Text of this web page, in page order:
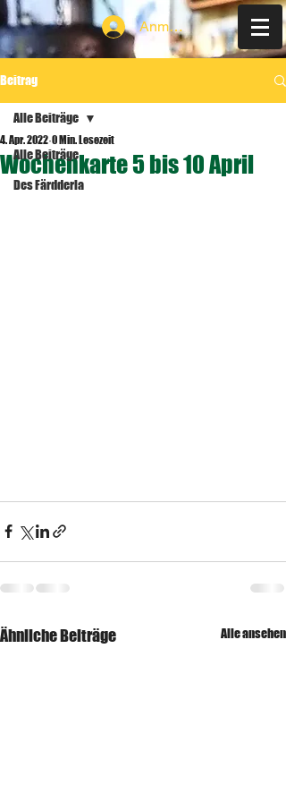
Anmelden
Beitrag
Alle Beiträge
Des Färdderla
Alle Beiträge
Wochenkarte 5 bis 10 April
4. Apr. 2022 0 Min. Lesezeit
Ähnliche Beiträge Alle ansehen